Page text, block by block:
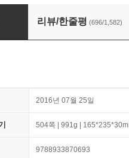
실록
리뷰/한줄평 (696/1,582)
2016년 07월 25일
504쪽 | 991g |
9788933870693